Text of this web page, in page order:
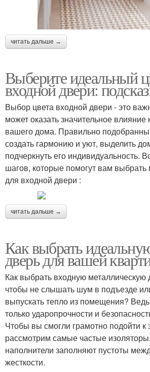
читать дальше →
Выберите идеальный
входной двери:
Выбор цвета входной двери - это
может оказать значительное
вашего дома. Правильно
создать гармонию и уют, выделить
подчеркнуть его индивидуальность.
шагов, которые помогут вам
для входной двери :
читать дальше →
Как выбрать
дверь для вашей
Как выбрать входную металлическую
чтобы не слышать шум в подъезде
выпускать тепло из помещения? Ведь
только ударопрочности и
Чтобы вы смогли грамотно подойти к
рассмотрим самые частые
наполнители заполняют пустоты
жесткости.